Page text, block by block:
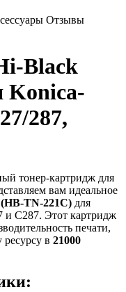
Отзывы
Black
Konica-
287,
тонер-картридж для
вам идеальное
TN-221C) для
и C287. Этот картридж
печати,
ресурсу в 21000